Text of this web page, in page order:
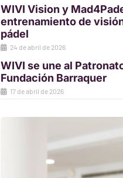
WIVI Vision y
entrenamiento de
pádel
24 de abril de 2026
WIVI se une al
Fundación Barraquer
17 de abril de 2026